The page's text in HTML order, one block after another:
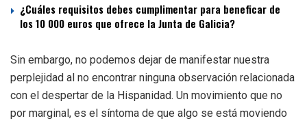
¿Cuáles requisitos debes cumplimentar para beneficar de
los 10 000 euros que ofrece la Junta de Galicia?
Sin embargo, no podemos dejar de manifestar nuestra
perplejidad al no encontrar ninguna observación relacionada
con el despertar de la Hispanidad. Un movimiento que no
por marginal, es el síntoma de que algo se está moviendo